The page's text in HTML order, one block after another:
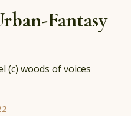
Fantasy